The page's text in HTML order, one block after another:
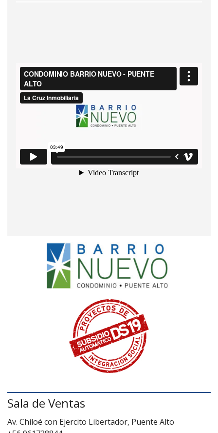
Sala de Ventas
Av. Chiloé con Ejercito Libertador, Puente Alto